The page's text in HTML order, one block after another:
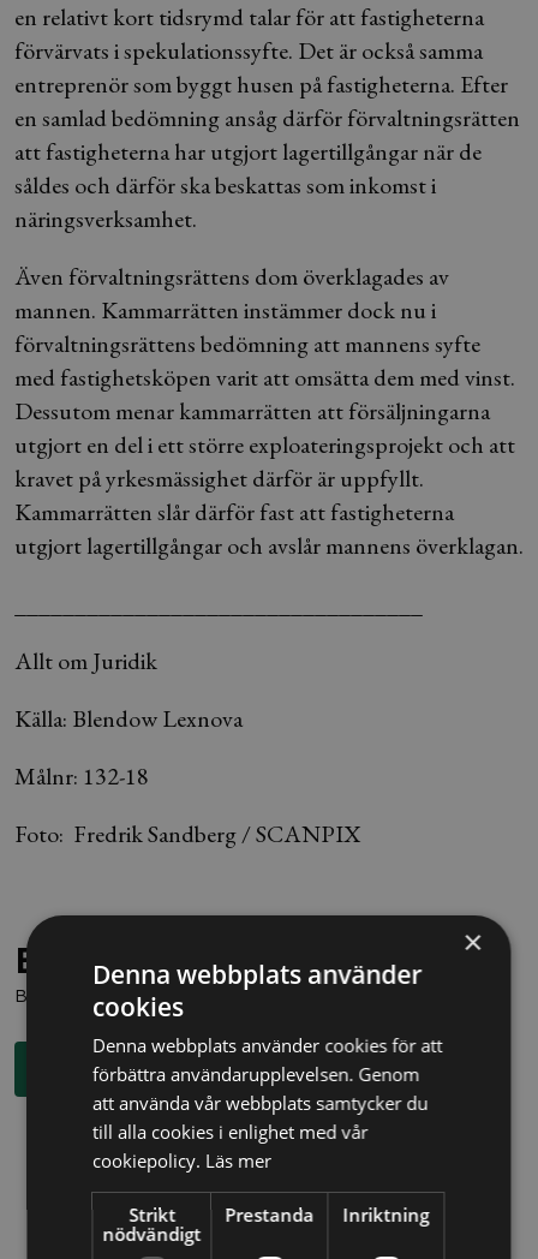
en relativt kort tidsrymd talar för att fastigheterna
förvärvats i spekulationssyfte. Det är också samma
entreprenör som byggt husen på fastigheterna. Efter
en samlad bedömning ansåg därför förvaltningsrätten
att fastigheterna har utgjort lagertillgångar när de
såldes och därför ska beskattas som inkomst i
näringsverksamhet.
Även förvaltningsrättens dom överklagades av
mannen. Kammarrätten instämmer dock nu i
förvaltningsrättens bedömning att mannens syfte
med fastighetsköpen varit att omsätta dem med vinst.
Dessutom menar kammarrätten att försäljningarna
utgjort en del i ett större exploateringsprojekt och att
kravet på yrkesmässighet därför är uppfyllt.
Kammarrätten slår därför fast att fastigheterna
utgjort lagertillgångar och avslår mannens överklagan.
Allt om Juridik
Källa: Blendow Lexnova
Målnr: 132-18
Foto: Fredrik Sandberg / SCANPIX
Behöver du juridisk hjälp?
Boka en kostnadsfri konsultation direkt via knappen nedan.
Boka rådgivning
×
Denna webbplats använder
cookies
Denna webbplats använder cookies för att
förbättra användarupplevelsen. Genom
att använda vår webbplats samtycker du
till alla cookies i enlighet med vår
cookiepolicy. Läs mer
Strikt
nödvändigt
Prestanda Inriktning